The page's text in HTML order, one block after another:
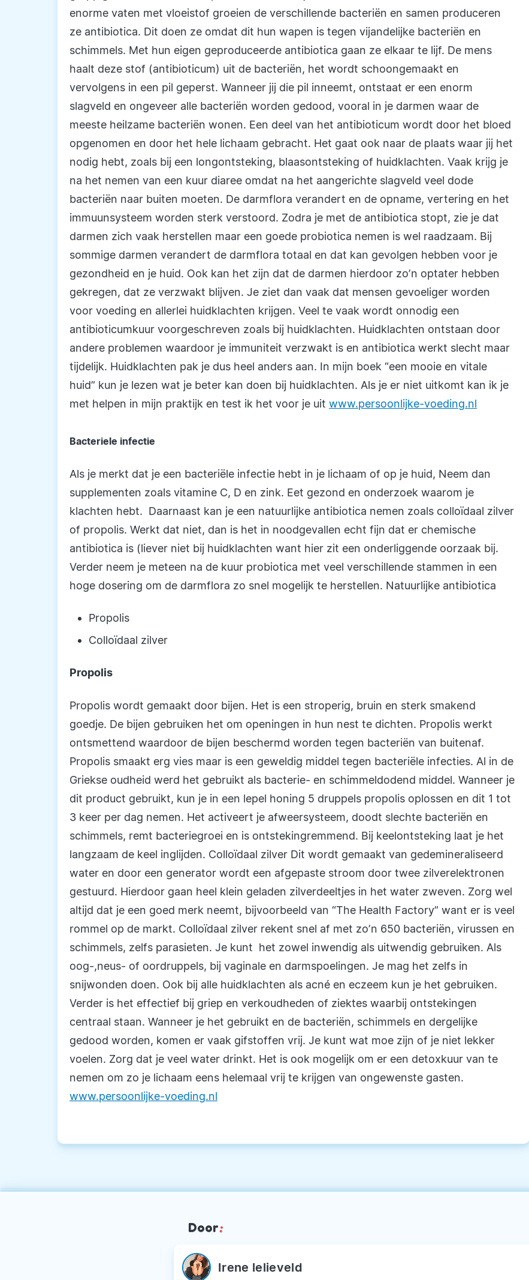
enorme vaten met vloeistof groeien de verschillende bacteriën en samen produceren
ze antibiotica. Dit doen ze omdat dit hun wapen is tegen vijandelijke bacteriën en
schimmels. Met hun eigen geproduceerde antibiotica gaan ze elkaar te lijf. De mens
haalt deze stof (antibioticum) uit de bacteriën, het wordt schoongemaakt en
vervolgens in een pil geperst. Wanneer jij die pil inneemt, ontstaat er een enorm
slagveld en ongeveer alle bacteriën worden gedood, vooral in je darmen waar de
meeste heilzame bacteriën wonen. Een deel van het antibioticum wordt door het bloed
opgenomen en door het hele lichaam gebracht. Het gaat ook naar de plaats waar jij het
nodig hebt, zoals bij een longontsteking, blaasontsteking of huidklachten. Vaak krijg je
na het nemen van een kuur diaree omdat na het aangerichte slagveld veel dode
bacteriën naar buiten moeten. De darmflora verandert en de opname, vertering en het
immuunsysteem worden sterk verstoord. Zodra je met de antibiotica stopt, zie je dat
darmen zich vaak herstellen maar een goede probiotica nemen is wel raadzaam. Bij
sommige darmen verandert de darmflora totaal en dat kan gevolgen hebben voor je
gezondheid en je huid. Ook kan het zijn dat de darmen hierdoor zo’n optater hebben
gekregen, dat ze verzwakt blijven. Je ziet dan vaak dat mensen gevoeliger worden
voor voeding en allerlei huidklachten krijgen. Veel te vaak wordt onnodig een
antibioticumkuur voorgeschreven zoals bij huidklachten. Huidklachten ontstaan door
andere problemen waardoor je immuniteit verzwakt is en antibiotica werkt slecht maar
tijdelijk. Huidklachten pak je dus heel anders aan. In mijn boek “een mooie en vitale
huid” kun je lezen wat je beter kan doen bij huidklachten. Als je er niet uitkomt kan ik je
met helpen in mijn praktijk en test ik het voor je uit www.persoonlijke-voeding.nl
Bacteriele infectie
Als je merkt dat je een bacteriële infectie hebt in je lichaam of op je huid, Neem dan
supplementen zoals vitamine C, D en zink. Eet gezond en onderzoek waarom je
klachten hebt. Daarnaast kan je een natuurlijke antibiotica nemen zoals colloïdaal zilver
of propolis. Werkt dat niet, dan is het in noodgevallen echt fijn dat er chemische
antibiotica is (liever niet bij huidklachten want hier zit een onderliggende oorzaak bij.
Verder neem je meteen na de kuur probiotica met veel verschillende stammen in een
hoge dosering om de darmflora zo snel mogelijk te herstellen. Natuurlijke antibiotica
Propolis
Colloïdaal zilver
Propolis
Propolis wordt gemaakt door bijen. Het is een stroperig, bruin en sterk smakend
goedje. De bijen gebruiken het om openingen in hun nest te dichten. Propolis werkt
ontsmettend waardoor de bijen beschermd worden tegen bacteriën van buitenaf.
Propolis smaakt erg vies maar is een geweldig middel tegen bacteriële infecties. Al in de
Griekse oudheid werd het gebruikt als bacterie- en schimmeldodend middel. Wanneer je
dit product gebruikt, kun je in een lepel honing 5 druppels propolis oplossen en dit 1 tot
3 keer per dag nemen. Het activeert je afweersysteem, doodt slechte bacteriën en
schimmels, remt bacteriegroei en is ontstekingremmend. Bij keelontsteking laat je het
langzaam de keel inglijden. Colloïdaal zilver Dit wordt gemaakt van gedemineraliseerd
water en door een generator wordt een afgepaste stroom door twee zilverelektronen
gestuurd. Hierdoor gaan heel klein geladen zilverdeeltjes in het water zweven. Zorg wel
altijd dat je een goed merk neemt, bijvoorbeeld van “The Health Factory” want er is veel
rommel op de markt. Colloïdaal zilver rekent snel af met zo’n 650 bacteriën, virussen en
schimmels, zelfs parasieten. Je kunt het zowel inwendig als uitwendig gebruiken. Als
oog-,neus- of oordruppels, bij vaginale en darmspoelingen. Je mag het zelfs in
snijwonden doen. Ook bij alle huidklachten als acné en eczeem kun je het gebruiken.
Verder is het effectief bij griep en verkoudheden of ziektes waarbij ontstekingen
centraal staan. Wanneer je het gebruikt en de bacteriën, schimmels en dergelijke
gedood worden, komen er vaak gifstoffen vrij. Je kunt wat moe zijn of je niet lekker
voelen. Zorg dat je veel water drinkt. Het is ook mogelijk om er een detoxkuur van te
nemen om zo je lichaam eens helemaal vrij te krijgen van ongewenste gasten.
www.persoonlijke-voeding.nl
Door:
Irene lelieveld